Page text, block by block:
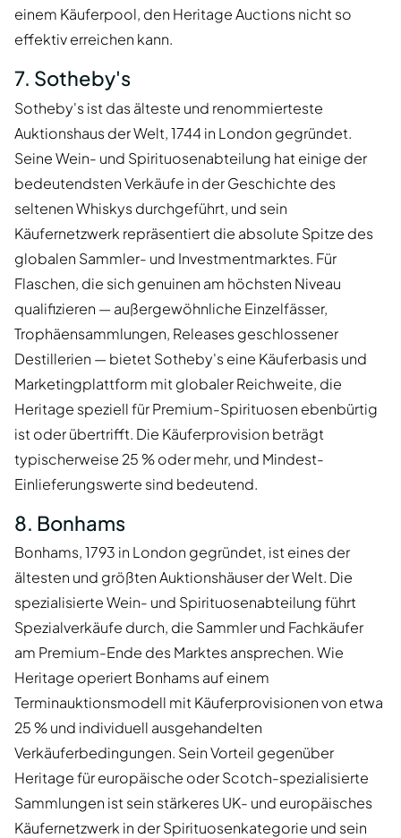
einem Käuferpool, den Heritage Auctions nicht so
effektiv erreichen kann.
7. Sotheby's
Sotheby's ist das älteste und renommierteste
Auktionshaus der Welt, 1744 in London gegründet.
Seine Wein- und Spirituosenabteilung hat einige der
bedeutendsten Verkäufe in der Geschichte des
seltenen Whiskys durchgeführt, und sein
Käufernetzwerk repräsentiert die absolute Spitze des
globalen Sammler- und Investmentmarktes. Für
Flaschen, die sich genuinen am höchsten Niveau
qualifizieren — außergewöhnliche Einzelfässer,
Trophäensammlungen, Releases geschlossener
Destillerien — bietet Sotheby's eine Käuferbasis und
Marketingplattform mit globaler Reichweite, die
Heritage speziell für Premium-Spirituosen ebenbürtig
ist oder übertrifft. Die Käuferprovision beträgt
typischerweise 25 % oder mehr, und Mindest-
Einlieferungswerte sind bedeutend.
8. Bonhams
Bonhams, 1793 in London gegründet, ist eines der
ältesten und größten Auktionshäuser der Welt. Die
spezialisierte Wein- und Spirituosenabteilung führt
Spezialverkäufe durch, die Sammler und Fachkäufer
am Premium-Ende des Marktes ansprechen. Wie
Heritage operiert Bonhams auf einem
Terminauktionsmodell mit Käuferprovisionen von etwa
25 % und individuell ausgehandelten
Verkäuferbedingungen. Sein Vorteil gegenüber
Heritage für europäische oder Scotch-spezialisierte
Sammlungen ist sein stärkeres UK- und europäisches
Käufernetzwerk in der Spirituosenkategorie und sein